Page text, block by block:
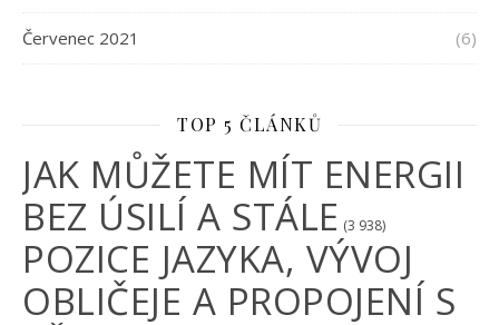
Červenec 2021 (6)
TOP 5 ČLÁNKŮ
JAK MŮŽETE MÍT ENERGII
BEZ ÚSILÍ A STÁLE (3 938)
POZICE JAZYKA, VÝVOJ
OBLIČEJE A PROPOJENÍ S